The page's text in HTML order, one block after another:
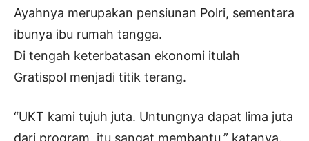
Ayahnya merupakan pensiunan Polri, sementara
ibunya ibu rumah tangga.
Di tengah keterbatasan ekonomi itulah
Gratispol menjadi titik terang.
“UKT kami tujuh juta. Untungnya dapat lima juta